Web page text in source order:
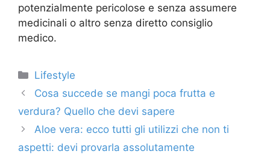
potenzialmente pericolose e senza assumere
medicinali o altro senza diretto consiglio
medico.
Categorie
Lifestyle
Cosa succede se mangi poca frutta e
verdura? Quello che devi sapere
Aloe vera: ecco tutti gli utilizzi che non ti
aspetti: devi provarla assolutamente